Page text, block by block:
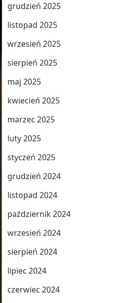
grudzień 2025
listopad 2025
wrzesień 2025
sierpień 2025
maj 2025
kwiecień 2025
marzec 2025
luty 2025
styczeń 2025
grudzień 2024
listopad 2024
październik 2024
wrzesień 2024
sierpień 2024
lipiec 2024
czerwiec 2024